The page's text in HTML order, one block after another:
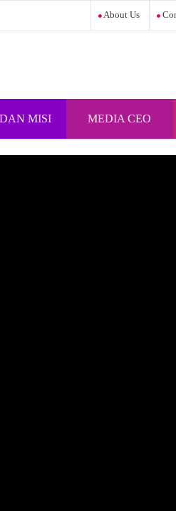
About Us
MISI MEDIA CEO
INDONESIA